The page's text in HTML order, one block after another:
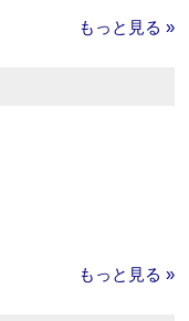
もっと見る »
もっと見る »